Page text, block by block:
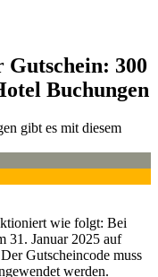
300
Buchungen
gibt es mit diesem
wie folgt: Bei
31. Januar 2025 auf
DerGutscheincode muss
werden.